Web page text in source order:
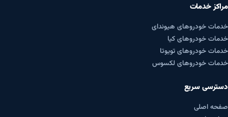
مراکز خدمات
خدمات خودروهای هیوندای
خدمات خودروهای کیا
خدمات خودروهای تویوتا
خدمات خودروهای لکسوس
دسترسی سریع
صفحه اصلی